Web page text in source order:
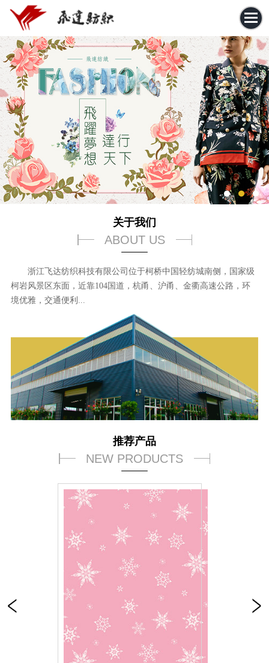
关于我们
ABOUT US
浙江飞达纺织科技有限公司位于柯桥中国轻纺城南侧，国家级
柯岩风景区东面，近靠104国道，杭甬、沪甬、金衢高速公路，环
境优雅，交通便利...
推荐产品
NEW PRODUCTS